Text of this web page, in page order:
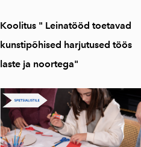
Koolitus " Leinatööd toetavad
kunstipõhised harjutused töös
laste ja noortega"